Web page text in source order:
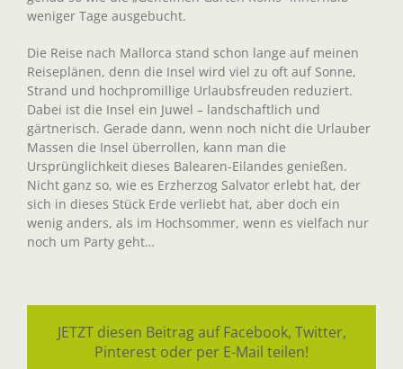
weniger Tage ausgebucht.
Die Reise nach Mallorca stand schon lange auf meinen
Reiseplänen, denn die Insel wird viel zu oft auf Sonne,
Strand und hochpromillige Urlaubsfreuden reduziert.
Dabei ist die Insel ein Juwel – landschaftlich und
gärtnerisch. Gerade dann, wenn noch nicht die Urlauber
Massen die Insel überrollen, kann man die
Ursprünglichkeit dieses Balearen-Eilandes genießen.
Nicht ganz so, wie es Erzherzog Salvator erlebt hat, der
sich in dieses Stück Erde verliebt hat, aber doch ein
wenig anders, als im Hochsommer, wenn es vielfach nur
noch um Party geht…
JETZT diesen Beitrag auf Facebook, Twitter,
Pinterest oder per E-Mail teilen!